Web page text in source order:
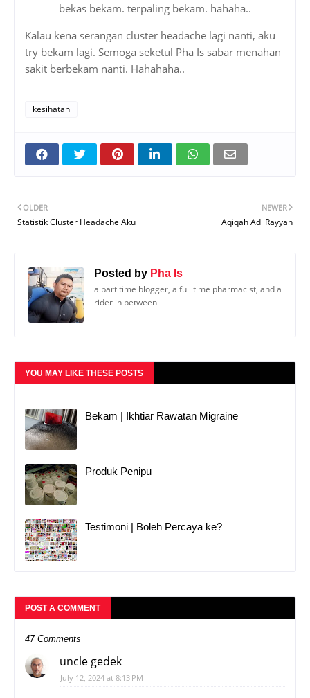
bekas bekam. terpaling bekam. hahaha..
Kalau kena serangan cluster headache lagi nanti, aku
try bekam lagi. Semoga seketul Pha Is sabar menahan
sakit berbekam nanti. Hahahaha..
kesihatan
NEWER
Aqiqah Adi Rayyan
OLDER
Statistik Cluster Headache Aku
Posted by Pha Is
a part time blogger, a full time pharmacist, and a
rider in between
YOU MAY LIKE THESE POSTS
Bekam | Ikhtiar Rawatan Migraine
Produk Penipu
Testimoni | Boleh Percaya ke?
POST A COMMENT
47 Comments
uncle gedek
July 12, 2024 at 8:13 PM